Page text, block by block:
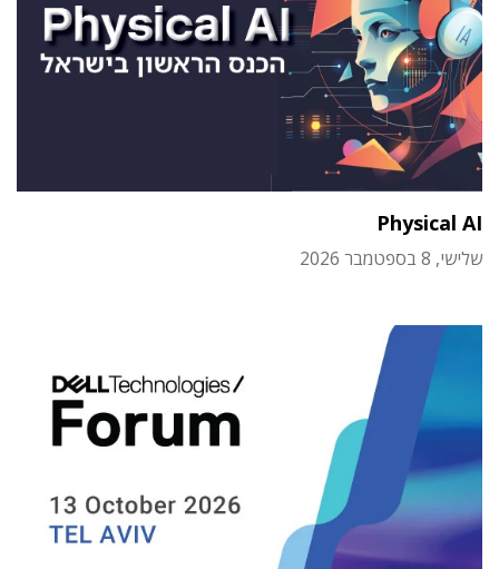
Physical AI
שלישי, 8 בספטמבר 2026